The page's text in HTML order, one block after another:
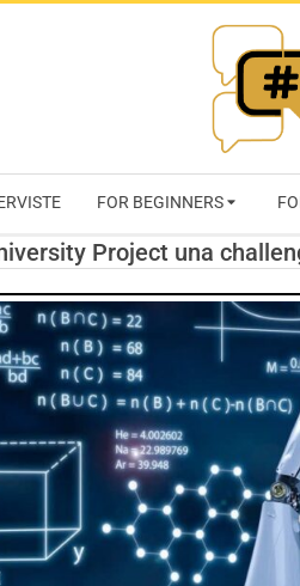
FOR BEGINNERS
Project una